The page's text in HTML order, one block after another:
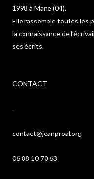
1998 à Mane (04).
Elle rassemble toutes les
la connaissance de
ses écrits.
CONTACT
-
contact@jeanproal.org
06 88 10 70 63